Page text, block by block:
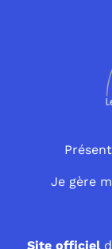
Je gère
Site officiel